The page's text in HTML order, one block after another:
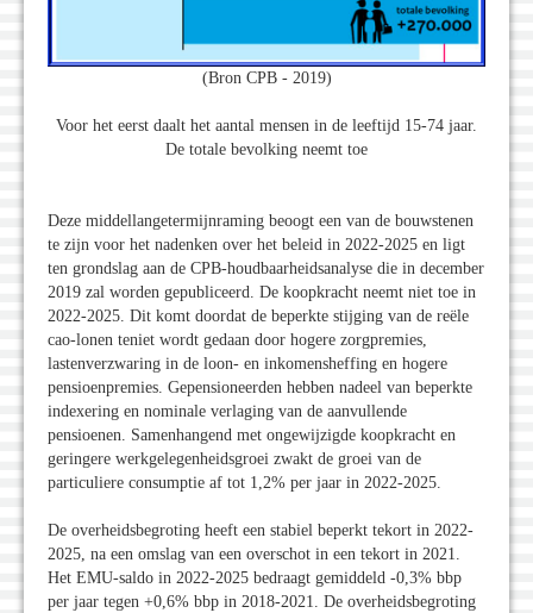
(Bron CPB - 2019)
Voor het eerst daalt het aantal mensen in de leeftijd 15-74 jaar.
De totale bevolking neemt toe
Deze middellangetermijnraming beoogt een van de bouwstenen
te zijn voor het nadenken over het beleid in 2022-2025 en ligt
ten grondslag aan de CPB-houdbaarheidsanalyse die in december
2019 zal worden gepubliceerd. De koopkracht neemt niet toe in
2022-2025. Dit komt doordat de beperkte stijging van de reële
cao-lonen teniet wordt gedaan door hogere zorgpremies,
lastenverzwaring in de loon- en inkomensheffing en hogere
pensioenpremies. Gepensioneerden hebben nadeel van beperkte
indexering en nominale verlaging van de aanvullende
pensioenen. Samenhangend met ongewijzigde koopkracht en
geringere werkgelegenheidsgroei zwakt de groei van de
particuliere consumptie af tot 1,2% per jaar in 2022-2025.
De overheidsbegroting heeft een stabiel beperkt tekort in 2022-
2025, na een omslag van een overschot in een tekort in 2021.
Het EMU-saldo in 2022-2025 bedraagt gemiddeld -0,3% bbp
per jaar tegen +0,6% bbp in 2018-2021. De overheidsbegroting